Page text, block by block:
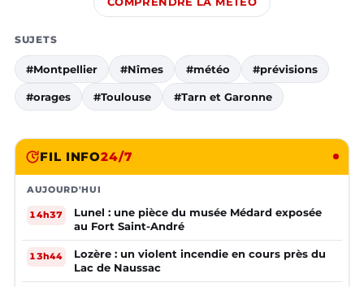
SUJETS
#Montpellier #Nîmes #météo #prévisions
#orages #Toulouse #Tarn et Garonne
FIL INFO24/7
AUJOURD'HUI
14h37
Lunel : une pièce du musée Médard exposée
au Fort Saint-André
13h44
Lozère : un violent incendie en cours près du
Lac de Naussac